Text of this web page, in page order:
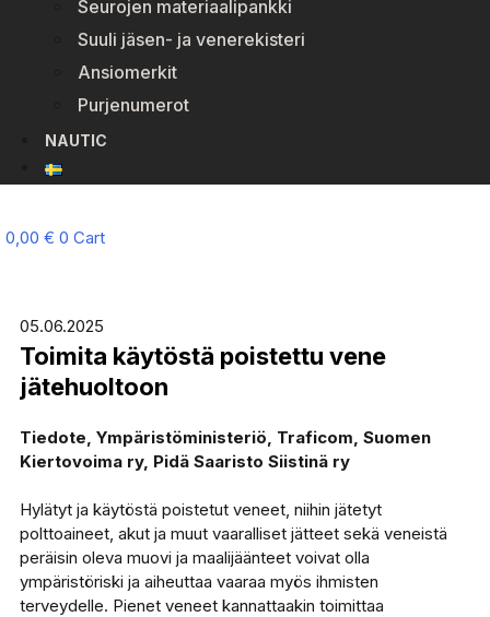
Seurojen materiaalipankki
Suuli jäsen- ja venerekisteri
Ansiomerkit
Purjenumerot
NAUTIC
0,00 € 0 Cart
05.06.2025
Toimita käytöstä poistettu vene
jätehuoltoon
Tiedote, Ympäristöministeriö, Traficom, Suomen
Kiertovoima ry, Pidä Saaristo Siistinä ry
Hylätyt ja käytöstä poistetut veneet, niihin jätetyt
polttoaineet, akut ja muut vaaralliset jätteet sekä veneistä
peräisin oleva muovi ja maalijäänteet voivat olla
ympäristöriski ja aiheuttaa vaaraa myös ihmisten
terveydelle. Pienet veneet kannattaakin toimittaa